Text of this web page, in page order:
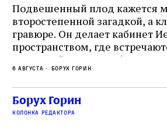
Подвешенный плод кажется
второстепенной загадкой, а
гравюре. Он делает кабинет
пространством, где
греческий и латынь;
церковная традиция;
точность и понятность;
убеждённый в необходимости
читатель, воспринимающий
6 августа Борух Горин
Борух Горин
колонка редактора